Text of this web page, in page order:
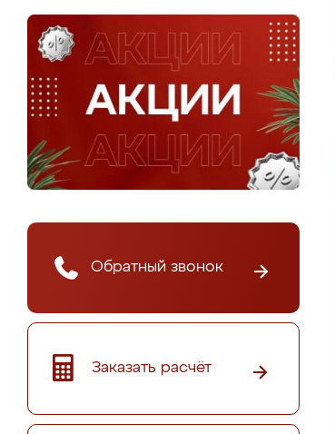
Обратный звонок
Заказать расчёт